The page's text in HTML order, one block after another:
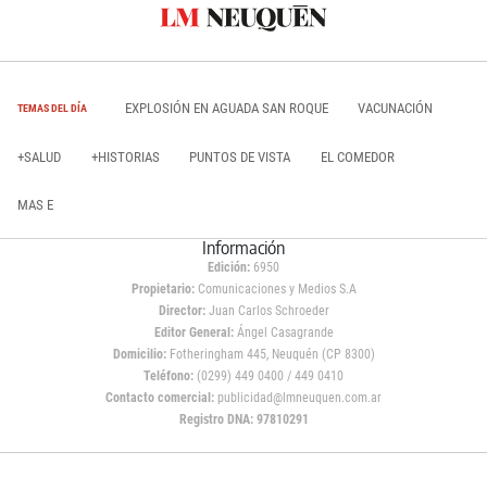
TEMAS DEL DÍA EXPLOSIÓN EN AGUADA SAN ROQUE VACUNACIÓN
+SALUD +HISTORIAS PUNTOS DE VISTA EL COMEDOR
MAS E
Información
Edición: 6950
Propietario:Comunicaciones y Medios S.A
Director: Juan Carlos Schroeder
Editor General:Ángel Casagrande
Domicilio:Fotheringham 445, Neuquén (CP 8300)
Teléfono: (0299) 449 0400 / 449 0410
Contacto comercial: publicidad@lmneuquen.com.ar
Registro DNA: 97810291